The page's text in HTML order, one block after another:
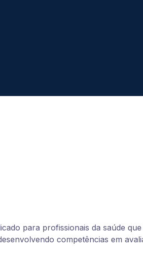
para profissionais da saúde
competências em